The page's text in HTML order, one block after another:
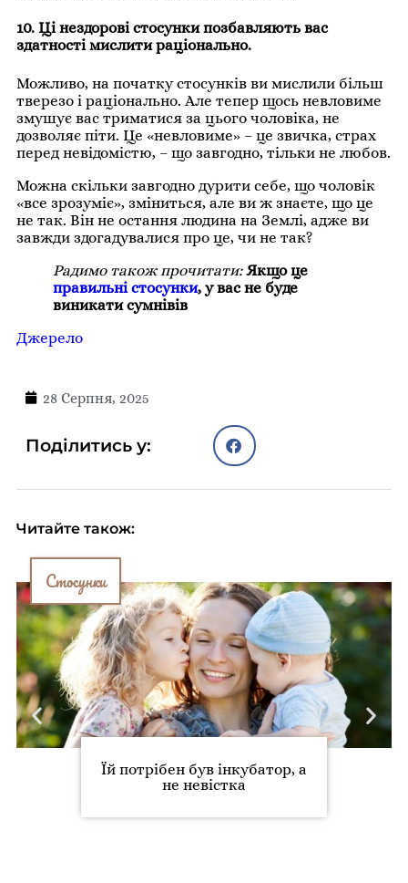
10. Ці нездорові стосунки позбавляють вас
здатності мислити раціонально.
Можливо, на початку стосунків ви мислили більш
тверезо і раціонально. Але тепер щось невловиме
змушує вас триматися за цього чоловіка, не
дозволяє піти. Це «невловиме» – це звичка, страх
перед невідомістю, – що завгодно, тільки не любов.
Можна скільки завгодно дурити себе, що чоловік
«все зрозуміє», зміниться, але ви ж знаєте, що це
не так. Він не остання людина на Землі, адже ви
завжди здогадувалися про це, чи не так?
Радимо також прочитати:Якщо це
правильні стосунки, у вас не буде
виникати сумнівів
Джерело
28 Серпня, 2025
Поділитись у:
Читайте також:
Стосунки
Їй потрібен був інкубатор, а
не невістка